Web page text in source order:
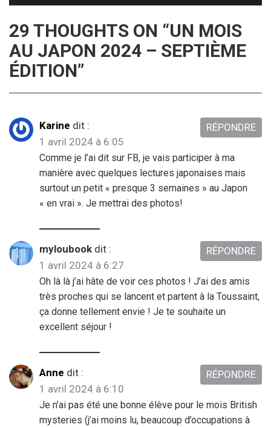
29 THOUGHTS ON “UN MOIS
AU JAPON 2024 – SEPTIÈME
ÉDITION”
Karine dit :
1 avril 2024 à 6:05
Comme je l’ai dit sur FB, je vais participer à ma
manière avec quelques lectures japonaises mais
surtout un petit « presque 3 semaines » au Japon
« en vrai ». Je mettrai des photos!
RÉPONDRE
myloubook dit :
1 avril 2024 à 6:27
Oh là là j’ai hâte de voir ces photos ! J’ai des amis
très proches qui se lancent et partent à la Toussaint,
ça donne tellement envie ! Je te souhaite un
excellent séjour !
RÉPONDRE
Anne dit :
1 avril 2024 à 6:10
Je n’ai pas été une bonne élève pour le mois British
mysteries (j’ai moins lu, beaucoup d’occupations à
RÉPONDRE